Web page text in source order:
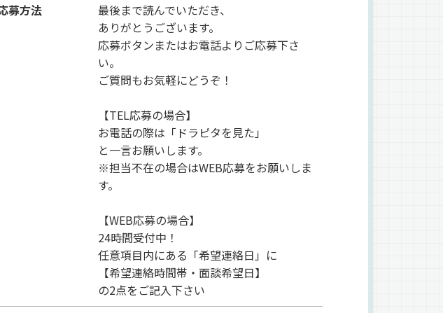
募方法
最後まで読んでいただき、
ありがとうございます。
応募ボタンまたはお電話よりご応募下さ
い。
ご質問もお気軽にどうぞ！
【TEL応募の場合】
お電話の際は「ドラピタを見た」
と一言お願いします。
※担当不在の場合はWEB応募をお願いしま
す。
【WEB応募の場合】
24時間受付中！
任意項目内にある「希望連絡日」に
【希望連絡時間帯・面談希望日】
の2点をご記入下さい